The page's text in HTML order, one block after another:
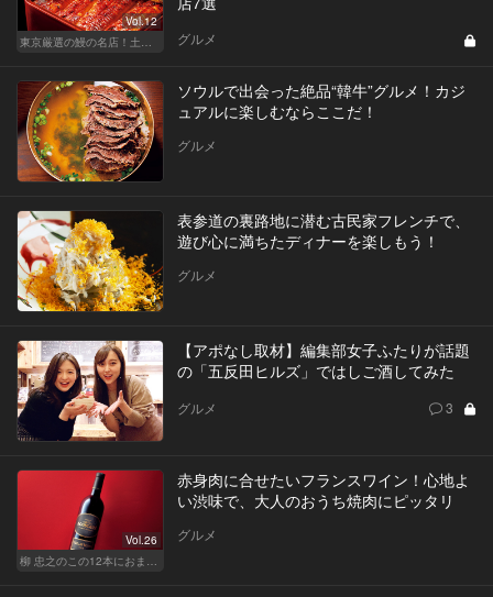
Vol.12
東京厳選の鰻の名店！土用の丑の日じゃなくても行きたい
グルメ
ソウルで出会った絶品“韓牛”グルメ！カジ
ュアルに楽しむならここだ！
グルメ
表参道の裏路地に潜む古民家フレンチで、
遊び心に満ちたディナーを楽しもう！
グルメ
【アポなし取材】編集部女子ふたりが話題
の「五反田ヒルズ」ではしご酒してみた
グルメ 3
Vol.26
柳 忠之のこの12本におまかせ
赤身肉に合せたいフランスワイン！心地よ
い渋味で、大人のおうち焼肉にピッタリ
グルメ